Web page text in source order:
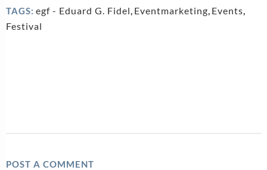
TAGS: egf - Eduard G. Fidel, Eventmarketing, Events,
Festival
POST A COMMENT